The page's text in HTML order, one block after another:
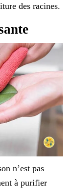
des racines.
n’est pas
à purifier